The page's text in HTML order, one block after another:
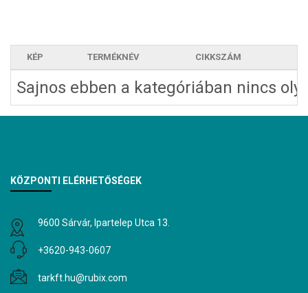
KÉP TERMÉKNÉV CIKKSZÁM
Sajnos ebben a kategóriában nincs
KÖZPONTI ELÉRHETŐSÉGEK
9600 Sárvár, Ipartelep Utca 13.
+3620-943-0607
tarkft.hu@rubix.com